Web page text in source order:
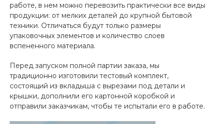
работе, в нем можно перевозить практически все виды
продукции: от мелких деталей до крупной бытовой
техники. Отличаться будут только размеры
упаковочных элементов и количество слоев
вспененного материала.
Перед запуском полной партии заказа, мы
традиционно изготовили тестовый комплект,
состоящий из вкладыша с вырезами под детали и
крышки, дополнили его картонной коробкой и
отправили заказчикам, чтобы те испытали его в работе.